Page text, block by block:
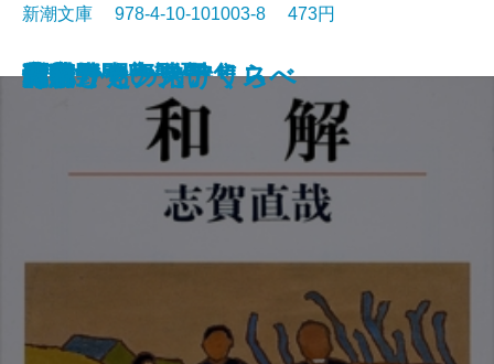
猟銃・闘牛
ヴェルレーヌ詩集
草枕
斜陽
高村光太郎詩集
歌行燈・高野聖
土
真実一路
老妓抄
坊っちゃん
新潮文庫 978-4-10-101003-8 473円
和解
ヰタ・セクスアリス
出家とその弟子
にごりえ・たけくらべ
武蔵野
白痴
青年
雁
それから
門